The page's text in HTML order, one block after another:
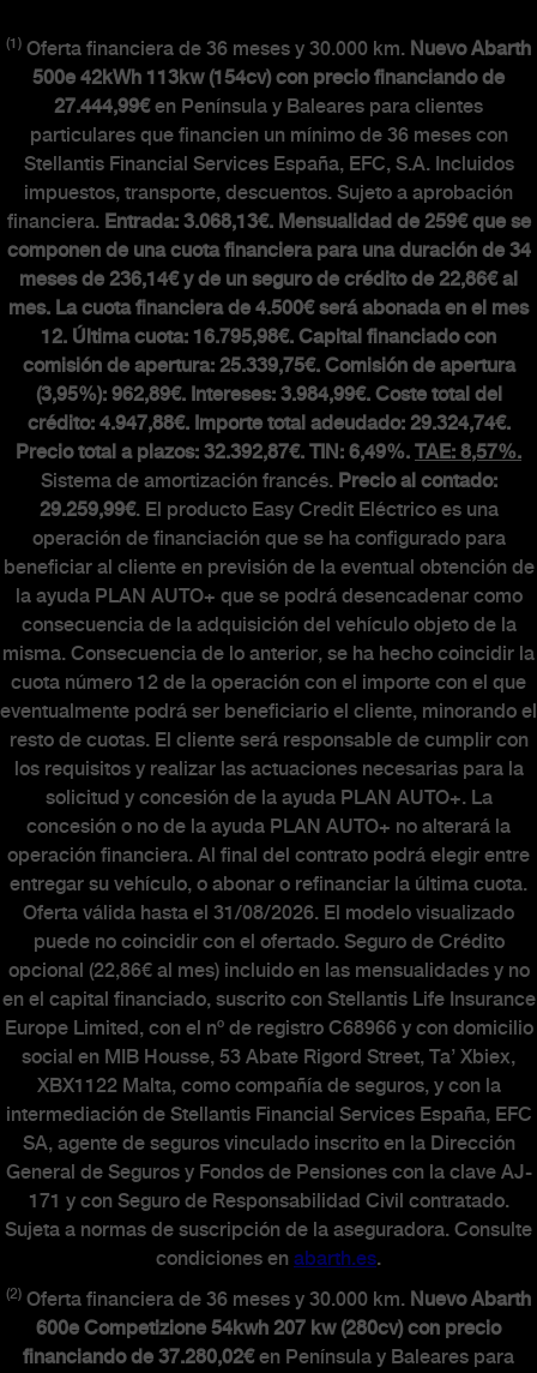
CLIENTES
The Scorpionship
Asistencia y recambios
Accesorios
MUNDO ABARTH
Abarth Classiche
(1) Oferta financiera de 36 meses y 30.000 km. Nuevo Abarth
500e 42kWh 113kw (154cv) con precio financiando de
27.444,99€en Península y Baleares para clientes
particulares que financien un mínimo de 36 meses con
Stellantis Financial Services España, EFC, S.A. Incluidos
impuestos, transporte, descuentos. Sujeto a aprobación
financiera. Entrada: 3.068,13€. Mensualidad de 259€ que se
componen de una cuota financiera para una duración de 34
meses de 236,14€ y de un seguro de crédito de 22,86€ al
mes. La cuota financiera de 4.500€ será abonada en el mes
12. Última cuota: 16.795,98€. Capital financiado con
comisión de apertura: 25.339,75€. Comisión de apertura
(3,95%): 962,89€. Intereses: 3.984,99€. Coste total del
crédito: 4.947,88€. Importe total adeudado: 29.324,74€.
Precio total a plazos: 32.392,87€. TIN: 6,49%. TAE: 8,57%.
Sistema de amortización francés. Precio al contado:
29.259,99€. El producto Easy Credit Eléctrico es una
operación de financiación que se ha configurado para
beneficiar al cliente en previsión de la eventual obtención de
la ayuda PLAN AUTO+ que se podrá desencadenar como
consecuencia de la adquisición del vehículo objeto de la
misma. Consecuencia de lo anterior, se ha hecho coincidir la
cuota número 12 de la operación con el importe con el que
eventualmente podrá ser beneficiario el cliente, minorando el
resto de cuotas. El cliente será responsable de cumplir con
los requisitos y realizar las actuaciones necesarias para la
solicitud y concesión de la ayuda PLAN AUTO+. La
concesión o no de la ayuda PLAN AUTO+ no alterará la
operación financiera. Al final del contrato podrá elegir entre
entregar su vehículo, o abonar o refinanciar la última cuota.
Oferta válida hasta el 31/08/2026. El modelo visualizado
puede no coincidir con el ofertado. Seguro de Crédito
opcional (22,86€ al mes) incluido en las mensualidades y no
en el capital financiado, suscrito con Stellantis Life Insurance
Europe Limited, con el nº de registro C68966 y con domicilio
social en MIB Housse, 53 Abate Rigord Street, Ta’ Xbiex,
XBX1122 Malta, como compañía de seguros, y con la
intermediación de Stellantis Financial Services España, EFC
SA, agente de seguros vinculado inscrito en la Dirección
General de Seguros y Fondos de Pensiones con la clave AJ-
171 y con Seguro de Responsabilidad Civil contratado.
Sujeta a normas de suscripción de la aseguradora. Consulte
condiciones en abarth.es.
(2) Oferta financiera de 36 meses y 30.000 km. Nuevo Abarth
600e Competizione 54kwh 207 kw (280cv) con precio
financiando de 37.280,02€en Península y Baleares para